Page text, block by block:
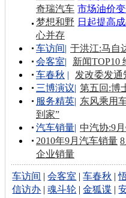
市场油价
日起提高
奇瑞汽车
梦想和野
心并存
车访间| 于洪江:马自
会客室|
新闻TOP10
车春秋 |
发改委发通
三博演议| 第五回:博
服务精英| 东风乘用
到家”
汽车销量| 中汽协:9
2010年9月汽车销量
企业销量
车访间 |会客室 |车春秋 |
信访办 |魂斗轮 |金狐谍 |